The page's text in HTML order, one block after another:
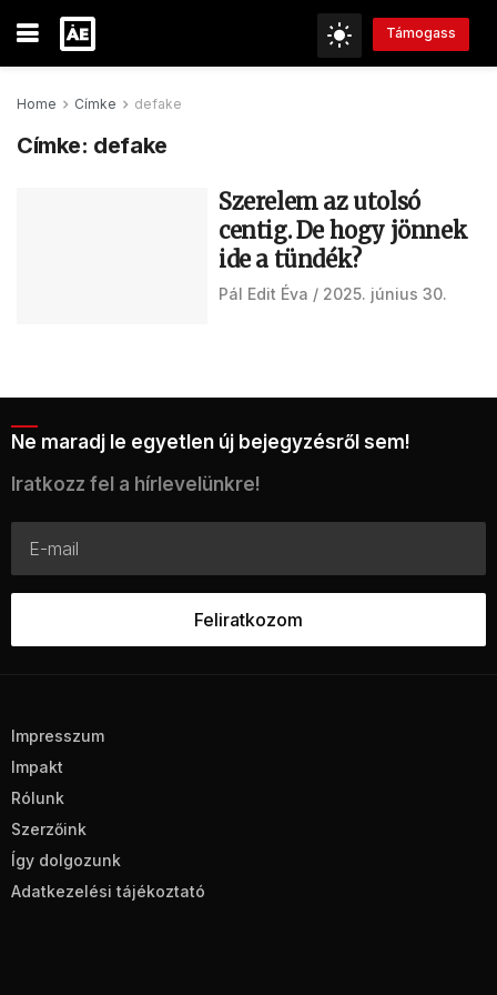
Támogass
Home Címke defake
Címke: defake
Szerelem az utolsó
centig. De hogy jönnek
ide a tündék?
Pál Edit Éva 2025. június 30.
Ne maradj le egyetlen új bejegyzésről sem!
Iratkozz fel a hírlevelünkre!
Impresszum
Impakt
Rólunk
Szerzőink
Így dolgozunk
Adatkezelési tájékoztató